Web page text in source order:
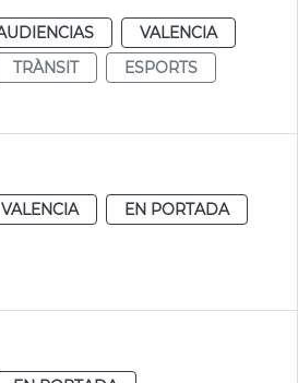
VALENCIA
TRÀNSIT
ESPORTS
VALENCIA
EN PORTADA